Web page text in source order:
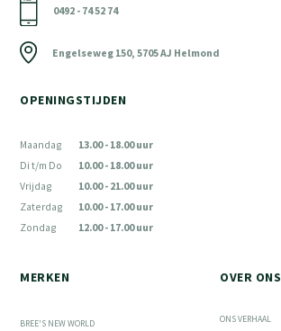
0492 - 74 52 74
Engelseweg 150, 5705 AJ Helmond
OPENINGSTIJDEN
Maandag
Di t/m Do
Vrijdag
Zaterdag
Zondag
13.00 - 18.00 uur
10.00 - 18.00 uur
10.00 - 21.00 uur
10.00 - 17.00 uur
12.00 - 17.00 uur
MERKEN
BREE'S NEW WORLD
OVER ONS
ONS VERHAAL